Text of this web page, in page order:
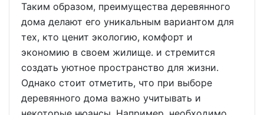
Таким образом, преимущества деревянного
дома делают его уникальным вариантом для
тех, кто ценит экологию, комфорт и
экономию в своем жилище. и стремится
создать уютное пространство для жизни.
Однако стоит отметить, что при выборе
деревянного дома важно учитывать и